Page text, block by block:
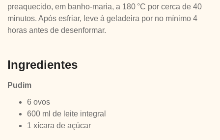
preaquecido, em banho-maria, a 180 °C por cerca de 40
minutos. Após esfriar, leve à geladeira por no mínimo 4
horas antes de desenformar.
Ingredientes
Pudim
6 ovos
600 ml de leite integral
1 xícara de açúcar